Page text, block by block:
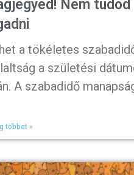
Nem tudod
a tökéletes
a születési
A szabadidő
többet »